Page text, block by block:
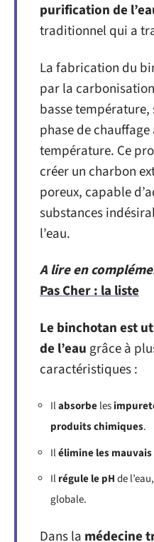
purification de
traditionnel qui a
La fabrication du
par la
basse température,
phase de
température. Ce
créer un charbon
poreux, capable
substances
l’eau.
A lire en
Pas Cher : la liste
Le binchotan est
de l’eau grâce à
caractéristiques :
Ilabsorbeles
produits chimiques.
Ilélimine les
Ilrégule le pHde
globale.
Dans la médecine